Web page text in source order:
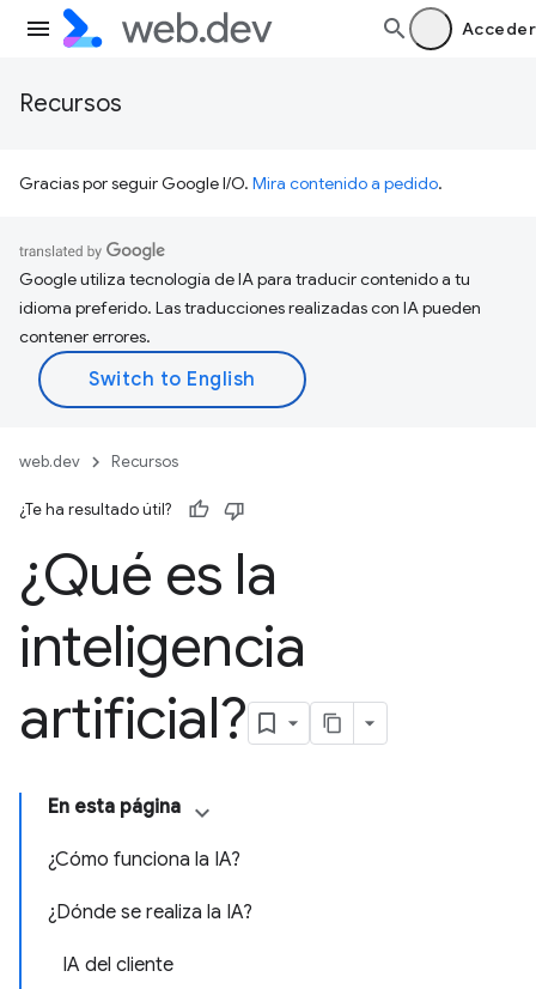
Acceder
Recursos
Gracias por seguir Google I/O. Mira contenido a pedido.
Google utiliza tecnología de IA para traducir contenido a tu
idioma preferido. Las traducciones realizadas con IA pueden
contener errores.
web.dev Recursos
¿Te ha resultado útil?
¿Qué es la
inteligencia
artificial?
En esta página
¿Cómo funciona la IA?
¿Dónde se realiza la IA?
IA del cliente